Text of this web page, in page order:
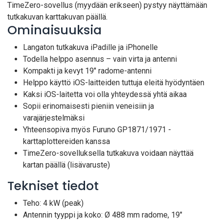
TimeZero-sovellus (myydään erikseen) pystyy näyttämään
tutkakuvan karttakuvan päällä.
Ominaisuuksia
Langaton tutkakuva iPadille ja iPhonelle
Todella helppo asennus – vain virta ja antenni
Kompakti ja kevyt 19" radome-antenni
Helppo käyttö iOS-laitteiden tuttuja eleitä hyödyntäen
Kaksi iOS-laitetta voi olla yhteydessä yhtä aikaa
Sopii erinomaisesti pieniin veneisiin ja
varajärjestelmäksi
Yhteensopiva myös Furuno GP1871/1971 -
karttaplottereiden kanssa
TimeZero-sovelluksella tutkakuva voidaan näyttää
kartan päällä (lisävaruste)
Tekniset tiedot
Teho: 4 kW (peak)
Antennin tyyppi ja koko: Ø 488 mm radome, 19"